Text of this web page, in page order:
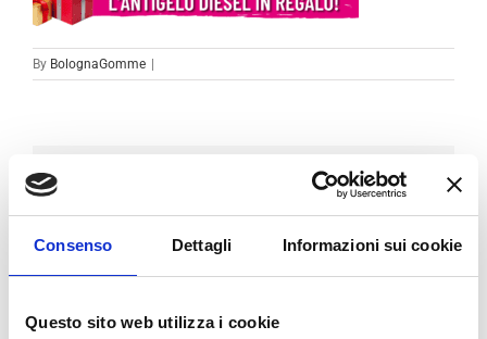
Consenso Dettagli Informazioni sui cookie
Questo sito web utilizza i cookie
By BolognaGomme
Condividi sui social